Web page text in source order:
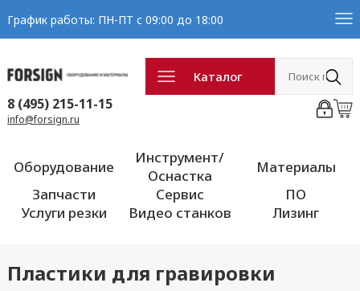
График работы: ПН-ПТ с 09:00 до 18:00
Каталог
8 (495) 215-11-15
info@forsign.ru
Оборудование
Инструмент/
Оснастка
Материалы
Запчасти
Сервис
ПО
Услуги резки
Видео станков Лизинг
Пластики для гравировки